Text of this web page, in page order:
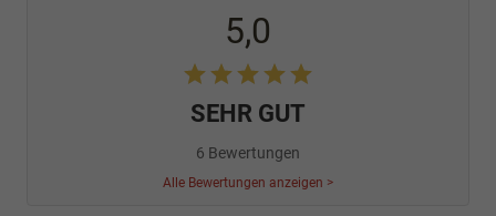
5,0
SEHR GUT
6 Bewertungen
Alle Bewertungen anzeigen >